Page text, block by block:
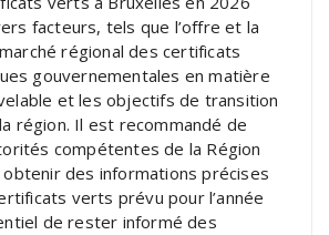
facteurs, tels que l’offre et la
régional des certificats
gouvernementales en matière
et les objectifs de transition
région. Il est recommandé de
compétentes de la Région
des informations précises
verts prévu pour l’année
de rester informé des